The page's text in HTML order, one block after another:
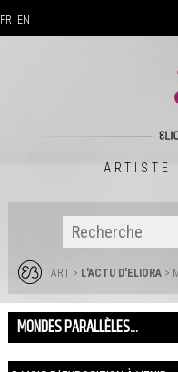
FR EN
ARTISTE
ART> L'ACTU D'ELIORA>
MONDES PARALLÈLES...